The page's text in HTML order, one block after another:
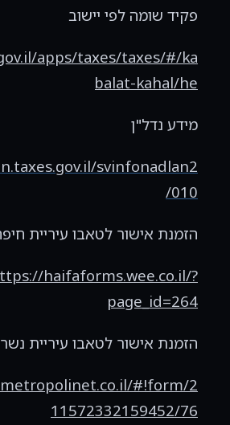
פקיד שומה לפי יישוב
apps/taxes/taxes/#/ka
balat-kahal/he
מידע נדל"ן
svinfonadlan2
010
/
הזמנת אישור לטאבו עיריית
haifaforms.wee.co.il/?
page_id=264
הזמנת אישור לטאבו עיריית נשר
#!form/2
11572332159452/76